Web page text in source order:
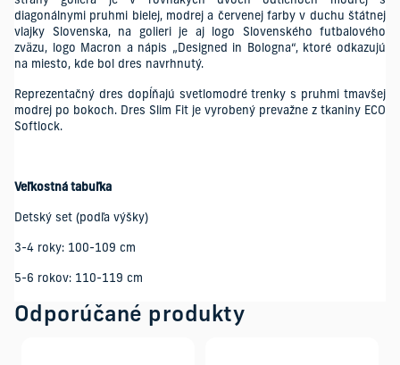
diagonálnymi pruhmi bielej, modrej a červenej farby v duchu štátnej
vlajky Slovenska, na golieri je aj logo Slovenského futbalového
zväzu, logo Macron a nápis „Designed in Bologna“, ktoré odkazujú
na miesto, kde bol dres navrhnutý.
Reprezentačný dres dopĺňajú svetlomodré trenky s pruhmi tmavšej
modrej po bokoch. Dres Slim Fit je vyrobený prevažne z tkaniny ECO
Softlock.
Veľkostná tabuľka
Detský set (podľa výšky)
3-4 roky: 100-109 cm
5-6 rokov: 110-119 cm
Odporúčané produkty